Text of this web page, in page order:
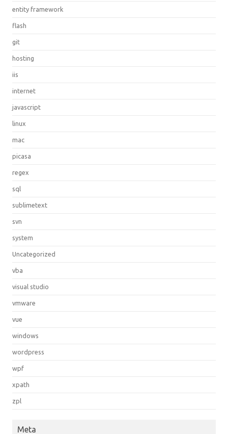
entity framework
flash
git
hosting
iis
internet
javascript
linux
mac
picasa
regex
sql
sublimetext
svn
system
Uncategorized
vba
visual studio
vmware
vue
windows
wordpress
wpf
xpath
zpl
Meta